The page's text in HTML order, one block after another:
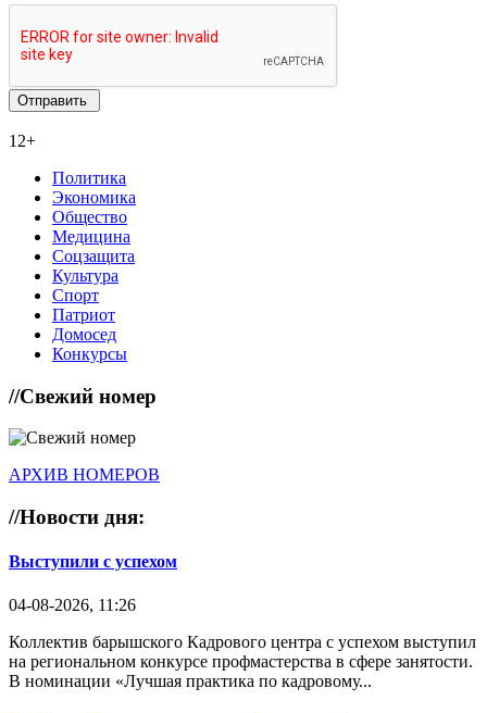
12+
Политика
Экономика
Общество
Медицина
Соцзащита
Культура
Спорт
Патриот
Домосед
Конкурсы
//Свежий номер
АРХИВ НОМЕРОВ
//Новости дня:
Выступили с успехом
04-08-2026, 11:26
Коллектив барышского Кадрового центра с успехом выступил
на региональном конкурсе профмастерства в сфере занятости.
В номинации «Лучшая практика по кадровому...